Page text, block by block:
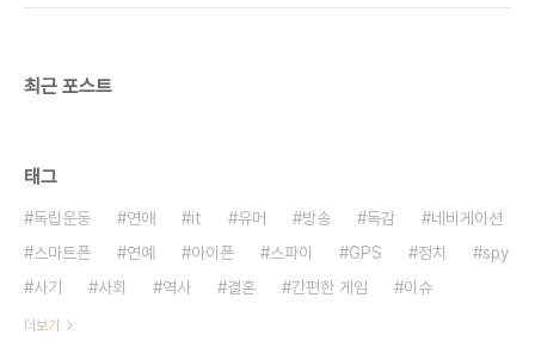
최근 포스트
태그
독립운동 연애 it 유머 방송 독감
네비게이션
스마트폰
연예 아이폰 스파이 GPS 정치
spy
사기
사회 역사 결혼 간편한 게임 이슈
더보기